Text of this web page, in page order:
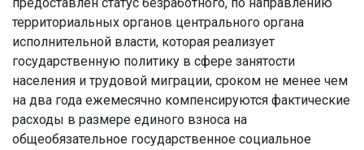
территориальных органов центрального органа
исполнительной власти, которая реализует
государственную политику в сфере занятости
населения и трудовой миграции, сроком не менее чем
на два года ежемесячно компенсируются фактические
расходы в размере единого взноса на
общеобязательное государственное социальное